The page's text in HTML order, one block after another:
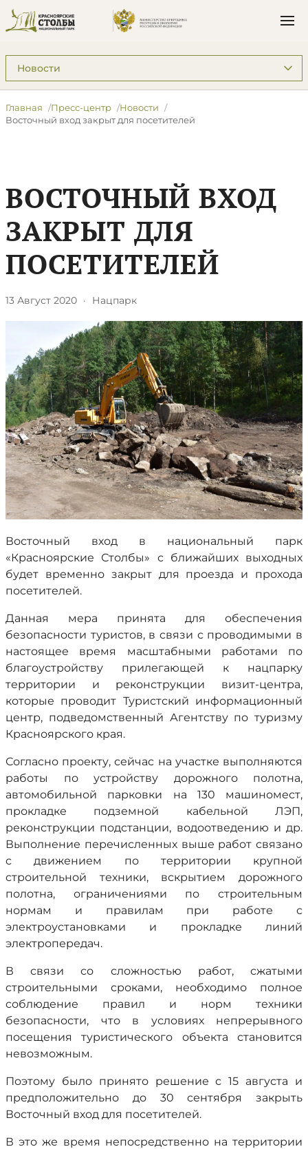
Подразделы: Пресс-центр
Главная Пресс-центр
Новости
Восточный вход закрыт для посетителей
ВОСТОЧНЫЙ ВХОД
ЗАКРЫТ ДЛЯ
ПОСЕТИТЕЛЕЙ
13 Август 2020 · Нацпарк
Восточный вход в национальный парк
«Красноярские Столбы» с ближайших выходных
будет временно закрыт для проезда и прохода
посетителей.
Данная мера принята для обеспечения
безопасности туристов, в связи с проводимыми в
настоящее время масштабными работами по
благоустройству прилегающей к нацпарку
территории и реконструкции визит-центра,
которые проводит Туристский информационный
центр, подведомственный Агентству по туризму
Красноярского края.
Согласно проекту, сейчас на участке выполняются
работы по устройству дорожного полотна,
автомобильной парковки на 130 машиномест,
прокладке подземной кабельной ЛЭП,
реконструкции подстанции, водоотведению и др.
Выполнение перечисленных выше работ связано
с движением по территории крупной
строительной техники, вскрытием дорожного
полотна, ограничениями по строительным
нормам и правилам при работе с
электроустановками и прокладке линий
электропередач.
В связи со сложностью работ, сжатыми
строительными сроками, необходимо полное
соблюдение правил и норм техники
безопасности, что в условиях непрерывного
посещения туристического объекта становится
невозможным.
Поэтому было принято решение с 15 августа и
предположительно до 30 сентября закрыть
Восточный вход для посетителей.
В это же время непосредственно на территории